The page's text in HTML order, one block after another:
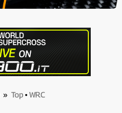
» Top• WRC